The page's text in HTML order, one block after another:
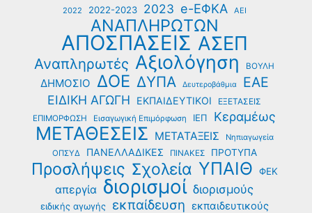
2022-
2022 2022-2023 2023 e-ΕΦΚΑ ΑΕΙ
ΑΝΑΠΛΗΡΩΤΩΝ
ΑΠΟΣΠΑΣΕΙΣ ΑΣΕΠ
Αναπληρωτές Αξιολόγηση ΒΟΥΛΗ
ΔΗΜΟΣΙΟ ΔΟΕ ΔΥΠΑ Δευτεροβάθμια ΕΑΕ
ΕΙΔΙΚΗ ΑΓΩΓΗ ΕΚΠΑΙΔΕΥΤΙΚΟΙ ΕΞΕΤΑΣΕΙΣ
ΕΠΙΜΟΡΦΩΣΗ Εισαγωγική Επιμόρφωση ΙΕΠ Κεραμέως
ΜΕΤΑΘΕΣΕΙΣ ΜΕΤΑΤΑΞΕΙΣ
Νηπιαγωγεία
ΟΠΣΥΔ
ΠΑΝΕΛΛΑΔΙΚΕΣ ΠΙΝΑΚΕΣ ΠΡΟΤΥΠΑ
Προσλήψεις Σχολεία ΥΠΑΙΘ ΦΕΚ
απεργία διορισμοί διορισμούς
ειδικής αγωγής εκπαίδευση εκπαιδευτικούς